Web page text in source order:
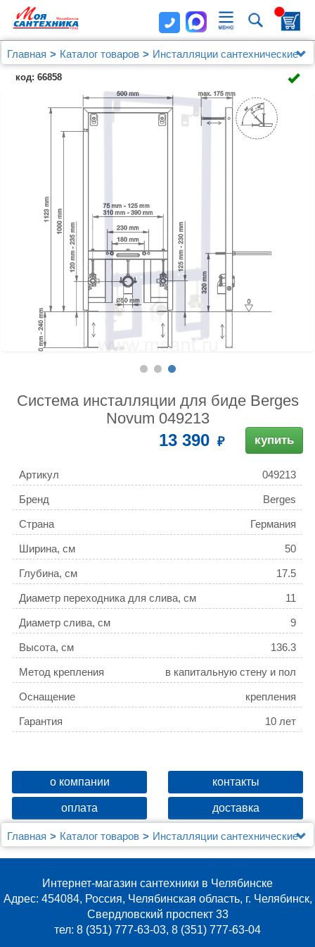
Главная Каталог товаров
Инсталляции сантехнические
Для биде
Система инсталляции для биде Berges Novum
код: 66858
Система инсталляции для биде Berges
Novum 049213
13 390 купить
Артикул 049213
Бренд Berges
Страна Германия
Ширина, см 50
Глубина, см 17.5
Диаметр переходника для слива, см 11
Диаметр слива, см 9
Высота, см 136.3
Метод крепления в капитальную стену и пол
Оснащение крепления
Гарантия 10 лет
о компании контакты
оплата доставка
Главная Каталог товаров
Инсталляции сантехнические
Для биде
049213Интернет-магазин сантехники в Челябинске
Адрес: 454084, Россия, Челябинская область, г. Челябинск,
Свердловский проспект 33
тел: 8 (351) 777-63-03, 8 (351) 777-63-04